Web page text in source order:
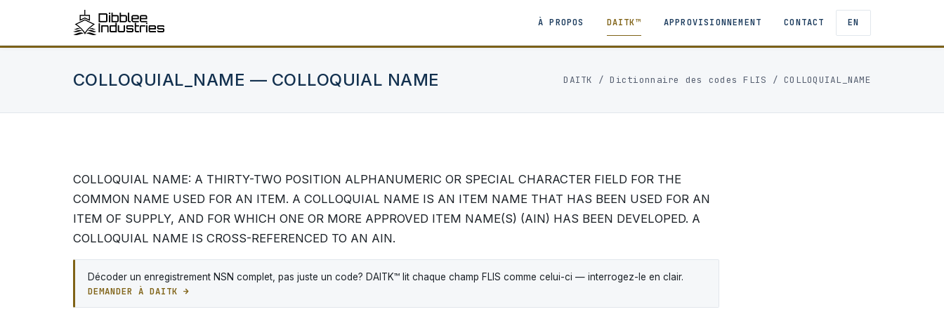
À PROPOS DAITK™ APPROVISIONNEMENT CONTACT EN
COLLOQUIAL_NAME — COLLOQUIAL NAME DAITK /Dictionnaire des codes FLIS / COLLOQUIAL_NAME
COLLOQUIAL NAME: A THIRTY-TWO POSITION ALPHANUMERIC OR SPECIAL CHARACTER FIELD FOR THE
COMMON NAME USED FOR AN ITEM. A COLLOQUIAL NAME IS AN ITEM NAME THAT HAS BEEN USED FOR AN
ITEM OF SUPPLY, AND FOR WHICH ONE OR MORE APPROVED ITEM NAME(S) (AIN) HAS BEEN DEVELOPED. A
COLLOQUIAL NAME IS CROSS-REFERENCED TO AN AIN.
Décoder un enregistrement NSN complet, pas juste un code? DAITK™ lit chaque champ FLIS comme celui-ci — interrogez-le en clair.
DEMANDER À DAITK →